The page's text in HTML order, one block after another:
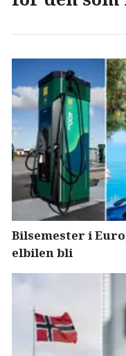
Bilsemester i
elbilen bli